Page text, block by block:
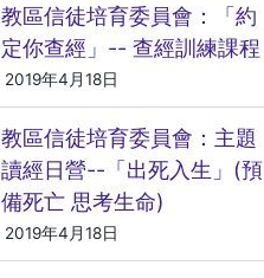
教區信徒培育委員會：「約
定你查經」-- 查經訓練課程
2019年4月18日
教區信徒培育委員會：主題
讀經日營--「出死入生」(預
備死亡 思考生命)
2019年4月18日